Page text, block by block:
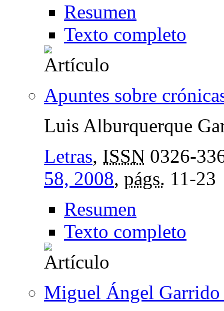
Resumen
Texto completo
Apuntes sobre
Luis Alburquerque
Letras, ISSN 0326-
58, 2008, págs. 11-23
Resumen
Texto completo
Miguel Ángel